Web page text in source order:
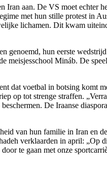
aan. De VS moet echter
met hun stille protest in
lichamen. Dit kwam
genoemd, hun eerste
meisjesschool Mináb. De
dat voetbal in botsing komt
op tot strenge straffen.
De Iraanse
van hun familie in Iran en
verklaarden in april: „Op
te gaan met onze